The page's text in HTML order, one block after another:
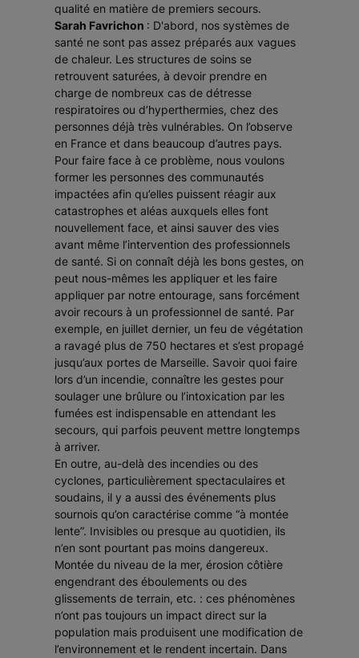
qualité en matière de premiers secours.
Sarah Favrichon : D'abord, nos systèmes de
santé ne sont pas assez préparés aux vagues
de chaleur. Les structures de soins se
retrouvent saturées, à devoir prendre en
charge de nombreux cas de détresse
respiratoires ou d’hyperthermies, chez des
personnes déjà très vulnérables. On l’observe
en France et dans beaucoup d’autres pays.
Pour faire face à ce problème, nous voulons
former les personnes des communautés
impactées afin qu’elles puissent réagir aux
catastrophes et aléas auxquels elles font
nouvellement face, et ainsi sauver des vies
avant même l’intervention des professionnels
de santé. Si on connaît déjà les bons gestes, on
peut nous-mêmes les appliquer et les faire
appliquer par notre entourage, sans forcément
avoir recours à un professionnel de santé. Par
exemple, en juillet dernier, un feu de végétation
a ravagé plus de 750 hectares et s’est propagé
jusqu’aux portes de Marseille. Savoir quoi faire
lors d’un incendie, connaître les gestes pour
soulager une brûlure ou l’intoxication par les
fumées est indispensable en attendant les
secours, qui parfois peuvent mettre longtemps
à arriver.
En outre, au-delà des incendies ou des
cyclones, particulièrement spectaculaires et
soudains, il y a aussi des événements plus
sournois qu’on caractérise comme “à montée
lente”. Invisibles ou presque au quotidien, ils
n’en sont pourtant pas moins dangereux.
Montée du niveau de la mer, érosion côtière
engendrant des éboulements ou des
glissements de terrain, etc. : ces phénomènes
n’ont pas toujours un impact direct sur la
population mais produisent une modification de
l’environnement et le rendent incertain. Dans